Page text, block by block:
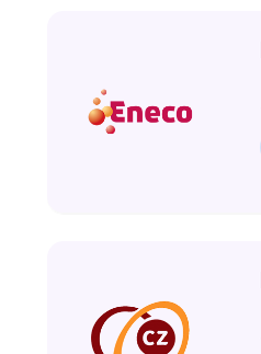
Energie
Sales